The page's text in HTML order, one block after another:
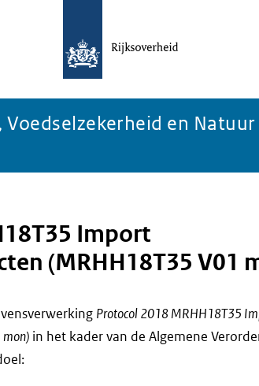
en Natuur
Import
(MRHH18T35 V01
Protocol 2018 MRHH18T35
in het kader van de Algemene